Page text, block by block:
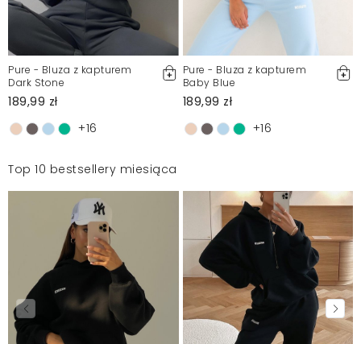
Pure - Bluza z kapturem
Dark Stone
189,99 zł
+16
Pure - Bluza z kapturem
Baby Blue
189,99 zł
+16
Top 10 bestsellery miesiąca